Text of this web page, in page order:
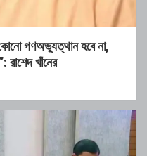
গণঅভ্যুত্থান হবে না,
রাশেদ খাঁনের